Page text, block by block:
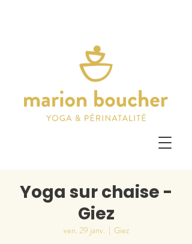
Yoga sur chaise -
Giez
ven. 29 janv.
  |
Giez